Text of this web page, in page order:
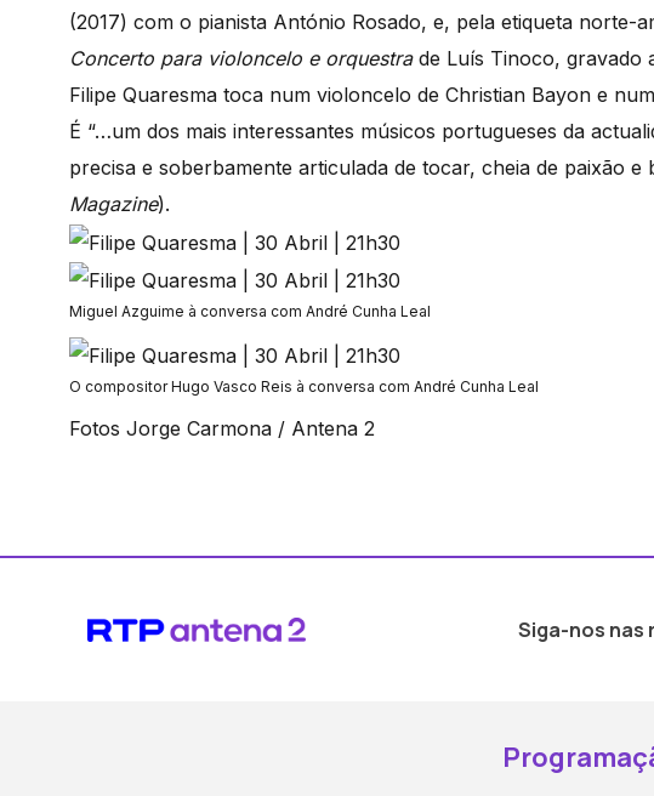
(2017) com o pianista António Rosado, e, pela etiqueta norte-
Concerto para violoncelo e orquestrade Luís Tinoco, gravado
Filipe Quaresma toca num violoncelo de Christian Bayon e
É “…um dos mais interessantes músicos portugueses da
precisa e soberbamente articulada de tocar, cheia de paixão e
Magazine).
Miguel Azguime à conversa com André Cunha Leal
O compositor Hugo Vasco Reis à conversa com André Cunha Leal
Fotos Jorge Carmona / Antena 2
Siga-nos nas